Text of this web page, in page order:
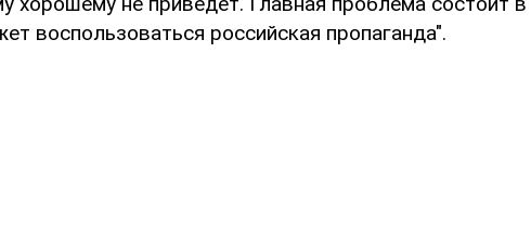
воспользоваться российская пропаганда".